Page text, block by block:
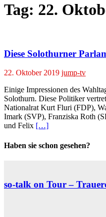
Tag: 22.
Diese Solothurner
22. Oktober 2019 jump-tv
Einige Impressionen des
Solothurn. Diese Politiker
Nationalrat Kurt Fluri (FDP),
Imark (SVP), Franziska Roth
und Felix […]
Haben sie schon gesehen?
so-talk on Tour –